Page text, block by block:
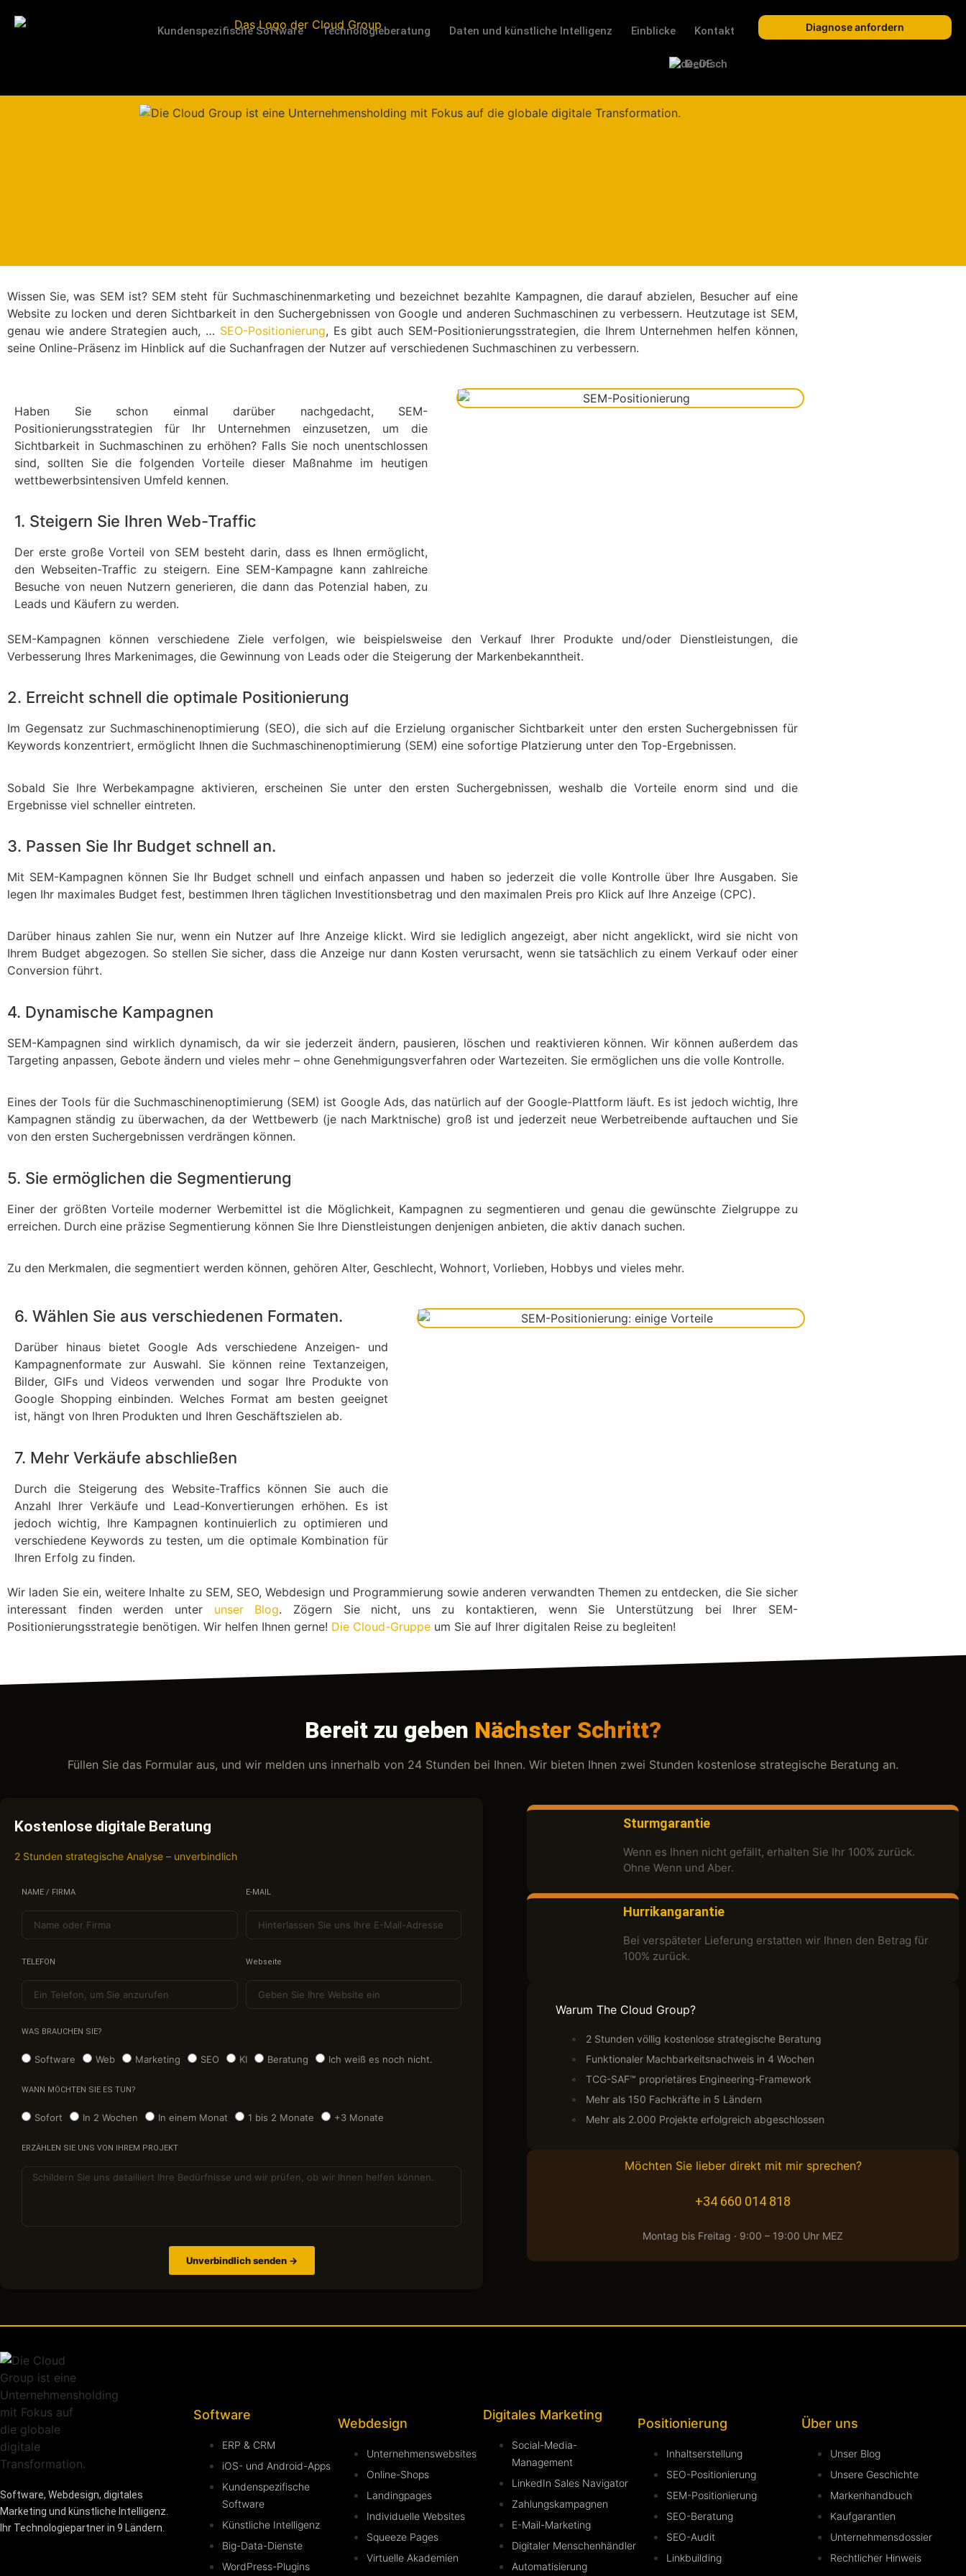
Kundenspezifische Software Technologieberatung Daten und künstliche Intelligenz Einblicke Kontakt
Deutsch
Diagnose anfordern
Wissen Sie, was SEM ist? SEM steht für Suchmaschinenmarketing und bezeichnet bezahlte Kampagnen, die darauf abzielen, Besucher auf eine
Website zu locken und deren Sichtbarkeit in den Suchergebnissen von Google und anderen Suchmaschinen zu verbessern. Heutzutage ist SEM,
genau wie andere Strategien auch, … SEO-Positionierung, Es gibt auch SEM-Positionierungsstrategien, die Ihrem Unternehmen helfen können,
seine Online-Präsenz im Hinblick auf die Suchanfragen der Nutzer auf verschiedenen Suchmaschinen zu verbessern.
Haben Sie schon einmal darüber nachgedacht, SEM-
Positionierungsstrategien für Ihr Unternehmen einzusetzen, um die
Sichtbarkeit in Suchmaschinen zu erhöhen? Falls Sie noch unentschlossen
sind, sollten Sie die folgenden Vorteile dieser Maßnahme im heutigen
wettbewerbsintensiven Umfeld kennen.
1. Steigern Sie Ihren Web-Traffic
Der erste große Vorteil von SEM besteht darin, dass es Ihnen ermöglicht,
den Webseiten-Traffic zu steigern. Eine SEM-Kampagne kann zahlreiche
Besuche von neuen Nutzern generieren, die dann das Potenzial haben, zu
Leads und Käufern zu werden.
SEM-Kampagnen können verschiedene Ziele verfolgen, wie beispielsweise den Verkauf Ihrer Produkte und/oder Dienstleistungen, die
Verbesserung Ihres Markenimages, die Gewinnung von Leads oder die Steigerung der Markenbekanntheit.
2. Erreicht schnell die optimale Positionierung
Im Gegensatz zur Suchmaschinenoptimierung (SEO), die sich auf die Erzielung organischer Sichtbarkeit unter den ersten Suchergebnissen für
Keywords konzentriert, ermöglicht Ihnen die Suchmaschinenoptimierung (SEM) eine sofortige Platzierung unter den Top-Ergebnissen.
Sobald Sie Ihre Werbekampagne aktivieren, erscheinen Sie unter den ersten Suchergebnissen, weshalb die Vorteile enorm sind und die
Ergebnisse viel schneller eintreten.
3. Passen Sie Ihr Budget schnell an.
Mit SEM-Kampagnen können Sie Ihr Budget schnell und einfach anpassen und haben so jederzeit die volle Kontrolle über Ihre Ausgaben. Sie
legen Ihr maximales Budget fest, bestimmen Ihren täglichen Investitionsbetrag und den maximalen Preis pro Klick auf Ihre Anzeige (CPC).
Darüber hinaus zahlen Sie nur, wenn ein Nutzer auf Ihre Anzeige klickt. Wird sie lediglich angezeigt, aber nicht angeklickt, wird sie nicht von
Ihrem Budget abgezogen. So stellen Sie sicher, dass die Anzeige nur dann Kosten verursacht, wenn sie tatsächlich zu einem Verkauf oder einer
Conversion führt.
4. Dynamische Kampagnen
SEM-Kampagnen sind wirklich dynamisch, da wir sie jederzeit ändern, pausieren, löschen und reaktivieren können. Wir können außerdem das
Targeting anpassen, Gebote ändern und vieles mehr – ohne Genehmigungsverfahren oder Wartezeiten. Sie ermöglichen uns die volle Kontrolle.
Eines der Tools für die Suchmaschinenoptimierung (SEM) ist Google Ads, das natürlich auf der Google-Plattform läuft. Es ist jedoch wichtig, Ihre
Kampagnen ständig zu überwachen, da der Wettbewerb (je nach Marktnische) groß ist und jederzeit neue Werbetreibende auftauchen und Sie
von den ersten Suchergebnissen verdrängen können.
5. Sie ermöglichen die Segmentierung
Einer der größten Vorteile moderner Werbemittel ist die Möglichkeit, Kampagnen zu segmentieren und genau die gewünschte Zielgruppe zu
erreichen. Durch eine präzise Segmentierung können Sie Ihre Dienstleistungen denjenigen anbieten, die aktiv danach suchen.
Zu den Merkmalen, die segmentiert werden können, gehören Alter, Geschlecht, Wohnort, Vorlieben, Hobbys und vieles mehr.
6. Wählen Sie aus verschiedenen Formaten.
Darüber hinaus bietet Google Ads verschiedene Anzeigen- und
Kampagnenformate zur Auswahl. Sie können reine Textanzeigen,
Bilder, GIFs und Videos verwenden und sogar Ihre Produkte von
Google Shopping einbinden. Welches Format am besten geeignet
ist, hängt von Ihren Produkten und Ihren Geschäftszielen ab.
7. Mehr Verkäufe abschließen
Durch die Steigerung des Website-Traffics können Sie auch die
Anzahl Ihrer Verkäufe und Lead-Konvertierungen erhöhen. Es ist
jedoch wichtig, Ihre Kampagnen kontinuierlich zu optimieren und
verschiedene Keywords zu testen, um die optimale Kombination für
Ihren Erfolg zu finden.
Wir laden Sie ein, weitere Inhalte zu SEM, SEO, Webdesign und Programmierung sowie anderen verwandten Themen zu entdecken, die Sie sicher
interessant finden werden unter unser Blog. Zögern Sie nicht, uns zu kontaktieren, wenn Sie Unterstützung bei Ihrer SEM-
Positionierungsstrategie benötigen. Wir helfen Ihnen gerne! Die Cloud-Gruppe um Sie auf Ihrer digitalen Reise zu begleiten!
Bereit zu geben Nächster Schritt?
Füllen Sie das Formular aus, und wir melden uns innerhalb von 24 Stunden bei Ihnen. Wir bieten Ihnen zwei Stunden kostenlose strategische Beratung an.
Kostenlose digitale Beratung
2 Stunden strategische Analyse – unverbindlich
NAME / FIRMA E-MAIL
TELEFON Webseite
WAS BRAUCHEN SIE?
Software Web Marketing SEO KI Beratung Ich weiß es noch nicht.
WANN MÖCHTEN SIE ES TUN?
Sofort In 2 Wochen In einem Monat 1 bis 2 Monate +3 Monate
ERZÄHLEN SIE UNS VON IHREM PROJEKT
Unverbindlich senden →
Sturmgarantie
Wenn es Ihnen nicht gefällt, erhalten Sie Ihr 100% zurück.
Ohne Wenn und Aber.
Hurrikangarantie
Bei verspäteter Lieferung erstatten wir Ihnen den Betrag für
100% zurück.
Warum The Cloud Group?
2 Stunden völlig kostenlose strategische Beratung
Funktionaler Machbarkeitsnachweis in 4 Wochen
TCG-SAF™ proprietäres Engineering-Framework
Mehr als 150 Fachkräfte in 5 Ländern
Mehr als 2.000 Projekte erfolgreich abgeschlossen
Möchten Sie lieber direkt mit mir sprechen?
+34 660 014 818
Montag bis Freitag · 9:00 – 19:00 Uhr MEZ
Software, Webdesign, digitales
Marketing und künstliche Intelligenz.
Ihr Technologiepartner in 9 Ländern.
Software
ERP & CRM
iOS- und Android-Apps
Kundenspezifische
Software
Künstliche Intelligenz
Big-Data-Dienste
WordPress-Plugins
Webdesign
Unternehmenswebsites
Online-Shops
Landingpages
Individuelle Websites
Squeeze Pages
Virtuelle Akademien
Digitales Marketing
Social-Media-
Management
LinkedIn Sales Navigator
Zahlungskampagnen
E-Mail-Marketing
Digitaler Menschenhändler
Automatisierung
Positionierung
Inhaltserstellung
SEO-Positionierung
SEM-Positionierung
SEO-Beratung
SEO-Audit
Linkbuilding
Über uns
Unser Blog
Unsere Geschichte
Markenhandbuch
Kaufgarantien
Unternehmensdossier
Rechtlicher Hinweis